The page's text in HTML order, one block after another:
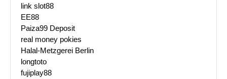
link slot88
EE88
Paiza99 Deposit
real money pokies
Halal-Metzgerei Berlin
longtoto
fujiplay88